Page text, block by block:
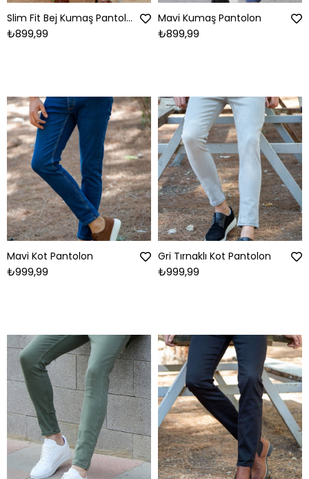
Slim Fit Bej Kumaş Pantolon
₺899,99
Mavi Kumaş Pantolon
₺899,99
Mavi Kot Pantolon
₺999,99
Gri Tırnaklı Kot Pantolon
₺999,99